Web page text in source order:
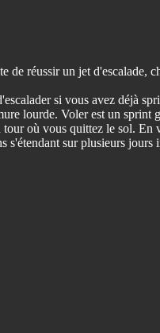
réussir un jet d'escalade,
si vous avez déjà
lourde. Voler est un
où vous quittez le sol.
s'étendant sur plusieurs jours